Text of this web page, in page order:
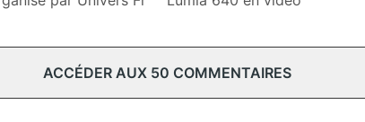
ACCÉDER AUX 50 COMMENTAIRES